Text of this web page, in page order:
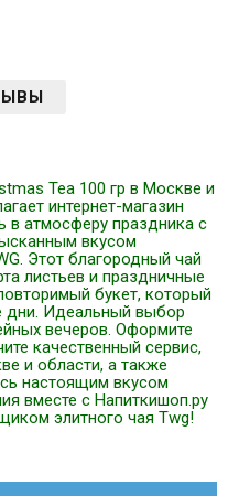
Tea 100 гр в Москве и
интернет-магазин
в атмосферу праздника с
вкусом
Этот благородный чай
листьев и праздничные
букет, который
дни. Идеальный выбор
вечеров. Оформите
качественный сервис,
и области, а также
настоящим вкусом
вместе с Напиткишоп.ру
элитного чая Twg!